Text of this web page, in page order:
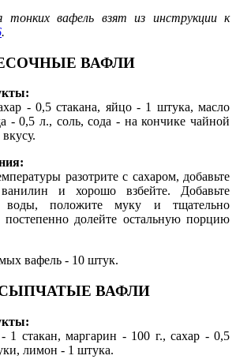
тонких вафель взят из инструкции к
.
ВАФЛИ
- 0,5 стакана, яйцо - 1 штука, масло
- 0,5 л., соль, сода - на кончике чайной
разотрите с сахаром, добавьте
и хорошо взбейте. Добавьте
воды, положите муку и тщательно
постепенно долейте остальную порцию
вафель - 10 штук.
ВАФЛИ
1 стакан, маргарин - 100 г., сахар - 0,5
лимон - 1 штука.